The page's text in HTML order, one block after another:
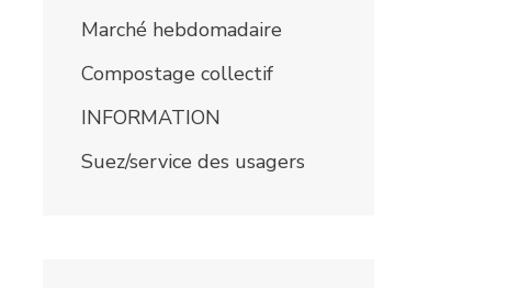
Marché hebdomadaire
Compostage collectif
INFORMATION
Suez/service des usagers